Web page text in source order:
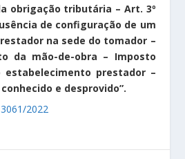
obrigação tributária – Art. 3º
de configuração de um
na sede do tomador –
da mão-de-obra – Imposto
estabelecimento prestador –
e desprovido”.
2022